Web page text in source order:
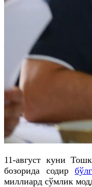
11-август куни
бозорида содир
миллиард сўмлик